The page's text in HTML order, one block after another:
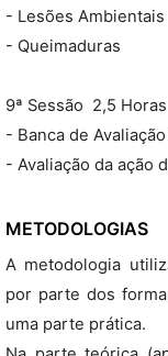
- Lesões Ambientais
- Queimaduras
9ª Sessão  2,5 Horas
- Banca de
- Avaliação da ação
METODOLOGIAS
A metodologia
por parte dos
uma parte prática.